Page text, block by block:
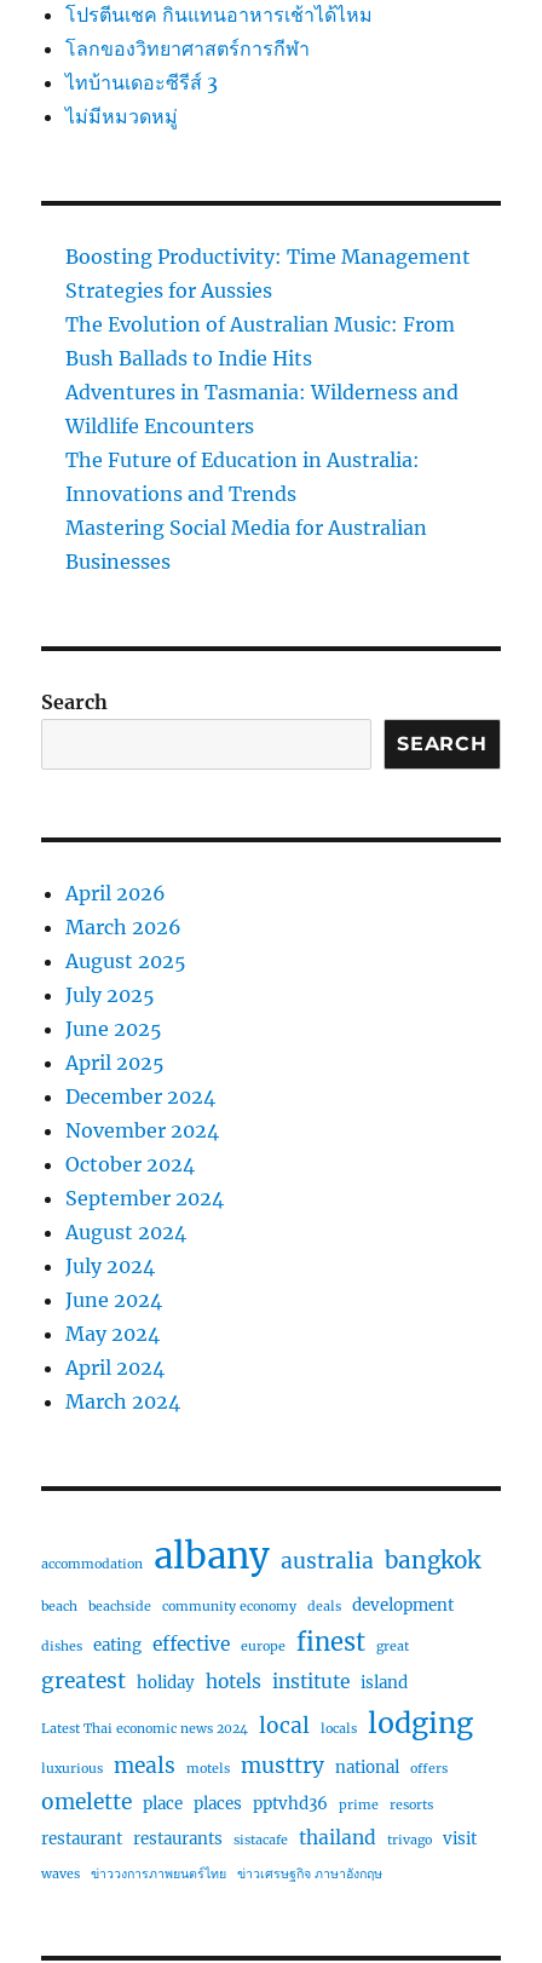
โปรตีนเชค กินแทนอาหารเช้าได้ไหม
โลกของวิทยาศาสตร์การกีฬา
ไทบ้านเดอะซีรีส์ 3
ไม่มีหมวดหมู่
Boosting Productivity: Time Management
Strategies for Aussies
The Evolution of Australian Music: From
Bush Ballads to Indie Hits
Adventures in Tasmania: Wilderness and
Wildlife Encounters
The Future of Education in Australia:
Innovations and Trends
Mastering Social Media for Australian
Businesses
Search
SEARCH
April 2026
March 2026
August 2025
July 2025
June 2025
April 2025
December 2024
November 2024
October 2024
September 2024
August 2024
July 2024
June 2024
May 2024
April 2024
March 2024
accommodation albany australia bangkok
beach beachside community economy deals development
dishes eating effective europe finest great
greatest holiday hotels institute island
Latest Thai economic news 2024 local locals lodging
luxurious meals motels musttry national offers
omelette place places pptvhd36 prime resorts
restaurant restaurants sistacafe thailand trivago visit
waves ข่าววงการภาพยนตร์ไทย ข่าวเศรษฐกิจ ภาษาอังกฤษ